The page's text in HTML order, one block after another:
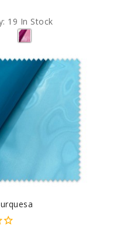
19 In Stock